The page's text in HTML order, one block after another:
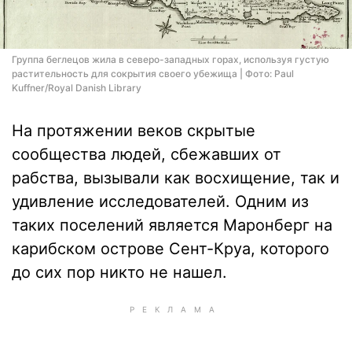
Группа беглецов жила в северо-западных горах, используя густую
растительность для сокрытия своего убежища | Фото: Paul
Kuffner/Royal Danish Library
На протяжении веков скрытые
сообщества людей, сбежавших от
рабства, вызывали как восхищение, так и
удивление исследователей. Одним из
таких поселений является Маронберг на
карибском острове Сент-Круа, которого
до сих пор никто не нашел.